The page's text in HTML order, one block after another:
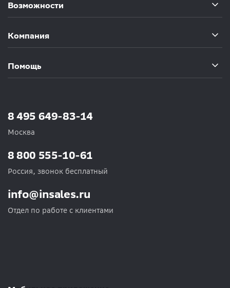
Возможности
Компания
Помощь
8 495 649-83-14
Москва
info@insales.ru
Отдел по работе с клиентами
8 800 555-10-61
Россия, звонок бесплатный